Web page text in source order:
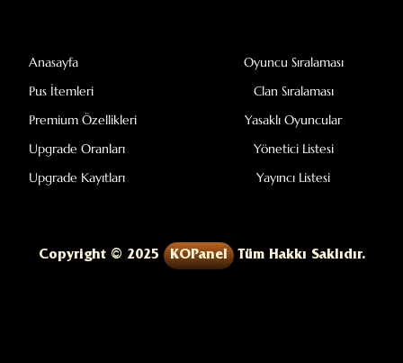
Anasayfa
Pus İtemleri
Premium Özellikleri
Upgrade Oranları
Upgrade Kayıtları
Oyuncu Sıralaması
Clan Sıralaması
Yasaklı Oyuncular
Yönetici Listesi
Yayıncı Listesi
Copyright © 2025 KOPanel Tüm Hakkı Saklıdır.